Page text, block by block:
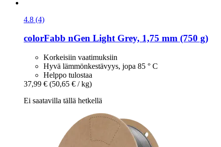
4.8 (4)
colorFabb nGen Light Grey, 1,75 mm (750 g)
Korkeisiin vaatimuksiin
Hyvä lämmönkestävyys, jopa 85 ° C
Helppo tulostaa
37,99 € (50,65 € / kg)
Ei saatavilla tällä hetkellä